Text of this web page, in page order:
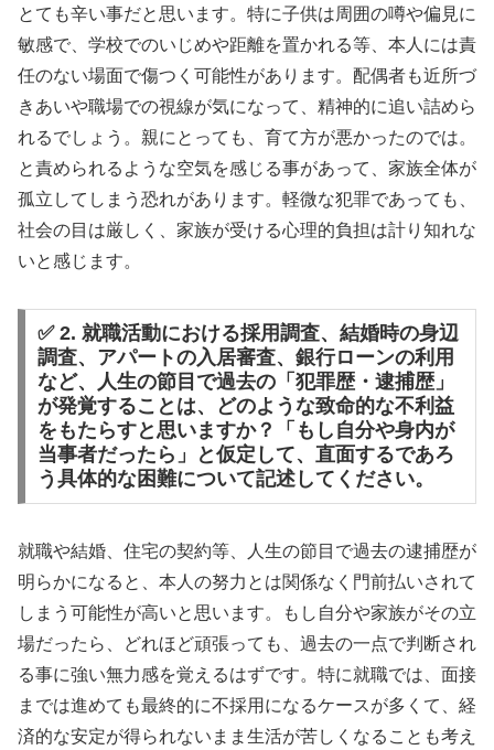
とても辛い事だと思います。特に子供は周囲の噂や偏見に
敏感で、学校でのいじめや距離を置かれる等、本人には責
任のない場面で傷つく可能性があります。配偶者も近所づ
きあいや職場での視線が気になって、精神的に追い詰めら
れるでしょう。親にとっても、育て方が悪かったのでは。
と責められるような空気を感じる事があって、家族全体が
孤立してしまう恐れがあります。軽微な犯罪であっても、
社会の目は厳しく、家族が受ける心理的負担は計り知れな
いと感じます。
✅ 2. 就職活動における採用調査、結婚時の身辺
調査、アパートの入居審査、銀行ローンの利用
など、人生の節目で過去の「犯罪歴・逮捕歴」
が発覚することは、どのような致命的な不利益
をもたらすと思いますか？「もし自分や身内が
当事者だったら」と仮定して、直面するであろ
う具体的な困難について記述してください。
就職や結婚、住宅の契約等、人生の節目で過去の逮捕歴が
明らかになると、本人の努力とは関係なく門前払いされて
しまう可能性が高いと思います。もし自分や家族がその立
場だったら、どれほど頑張っても、過去の一点で判断され
る事に強い無力感を覚えるはずです。特に就職では、面接
までは進めても最終的に不採用になるケースが多くて、経
済的な安定が得られないまま生活が苦しくなることも考え